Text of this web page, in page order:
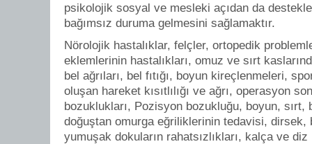
psikolojik sosyal ve mesleki açıdan da
bağımsız duruma gelmesini sağlamaktır.
Nörolojik hastalıklar, felçler, ortopedik
eklemlerinin hastalıkları, omuz ve sırt
bel ağrıları, bel fıtığı, boyun kireçlenmeleri,
oluşan hareket kısıtlılığı ve ağrı, operasyon
bozuklukları, Pozisyon bozukluğu, boyun, sırt,
doğuştan omurga eğriliklerinin tedavisi, dirsek,
yumuşak dokuların rahatsızlıkları, kalça ve diz